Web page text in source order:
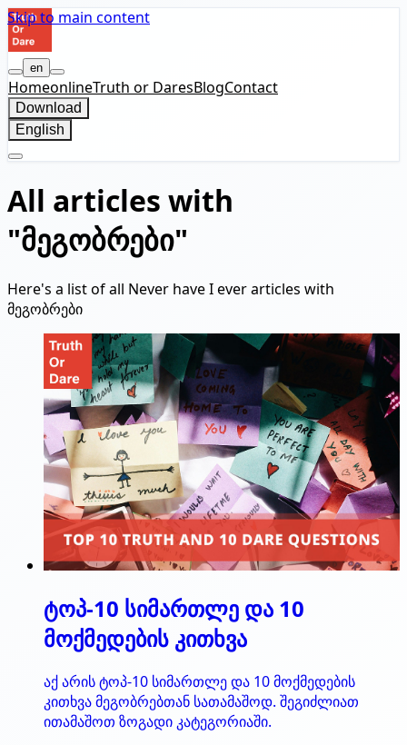
Skip to main content
en
HomeonlineTruth or DaresBlogContact
Download
English
All articles with
"მეგობრები"
Here's a list of all Never have I ever articles with
მეგობრები
ტოპ-10 სიმართლე და 10
მოქმედების კითხვა
აქ არის ტოპ-10 სიმართლე და 10 მოქმედების
კითხვა მეგობრებთან სათამაშოდ. შეგიძლიათ
ითამაშოთ ზოგადი კატეგორიაში.